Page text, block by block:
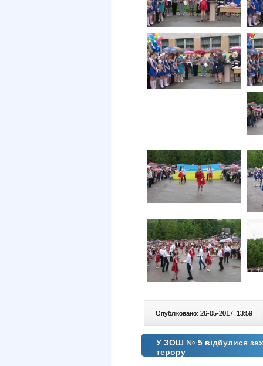
Опубліковано: 26-05-2017, 13:59 |
У ЗОШ № 5 відбулися
терору